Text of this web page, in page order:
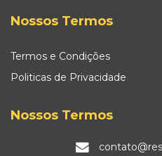
Nossos Termos
Termos e Condições
Politicas de Privacidade
Nossos Termos